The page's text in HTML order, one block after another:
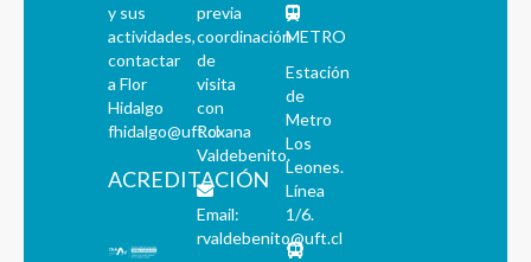
y sus
actividades,
contactar
a Flor
Hidalgo
fhidalgo@uft.cl
ACREDITACIÓN
previa
coordinación
de
visita
con
Roxana
Valdebenito.
Email:
rvaldebenito@uft.cl
METRO
Estación
de
Metro
Los
Leones.
Línea
1/6.